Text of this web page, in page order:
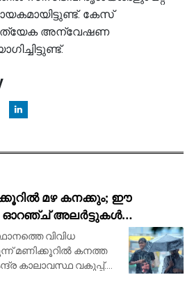
കേസ്
അന്വേഷണ
മഴ കനക്കും; ഈ
ഓറഞ്ച് അലർട്ടുകൾ
വിവിധ
മണിക്കൂറിൽ കനത്ത
കാലാവസ്ഥ വകുപ്പ്.
തൃശൂർ,